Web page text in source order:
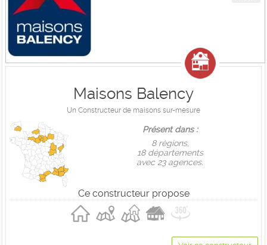
Maisons Balency
Un Constructeur de maisons sur-mesure
Présent dans :
8 règions,
18 départements
avec 23 agences.
Ce constructeur propose